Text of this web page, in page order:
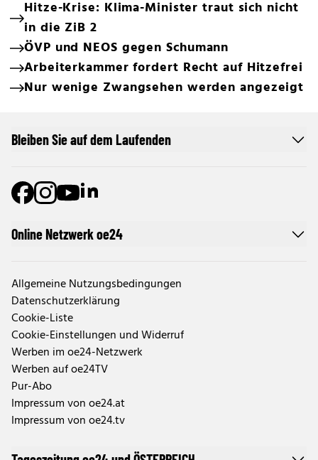
Hitze-Krise: Klima-Minister traut sich nicht
in die ZiB 2
ÖVP und NEOS gegen Schumann
Arbeiterkammer fordert Recht auf Hitzefrei
Nur wenige Zwangsehen werden angezeigt
Online Netzwerk oe24
Allgemeine Nutzungsbedingungen
Datenschutzerklärung
Cookie-Liste
Cookie-Einstellungen und Widerruf
Werben im oe24-Netzwerk
Werben auf oe24TV
Pur-Abo
Impressum von oe24.at
Impressum von oe24.tv
Bleiben Sie auf dem Laufenden